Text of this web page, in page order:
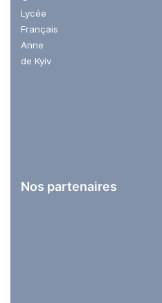
Lycée
Français
Anne
de Kyiv
Nos partenaires